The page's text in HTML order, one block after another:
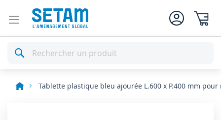
Rechercher
Tablette plastique bleu ajourée L.600 x P.400 mm